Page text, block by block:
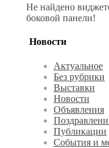
Не найдено
боковой панели!
Новости
Актуальное
Без рубрики
Выставки
Новости
Объявления
Публикации
События и